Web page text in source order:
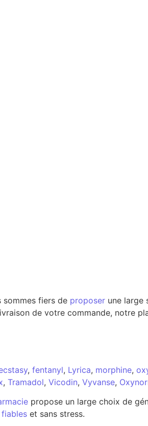
fiers de proposer une large
de votre commande, notre
, fentanyl, Lyrica, morphine,
, Tramadol, Vicodin, Vyvanse,
propose un large choix de
fiables et sans stress.